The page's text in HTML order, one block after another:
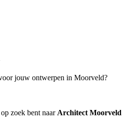
jouw ontwerpen in Moorveld?
zoek bent naar Architect Moorveld